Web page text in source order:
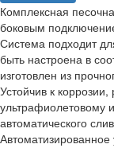
Комплексная
боковым
Система подходит
быть настроена в
изготовлен из
Устойчив к
ультрафиолетовому
автоматического